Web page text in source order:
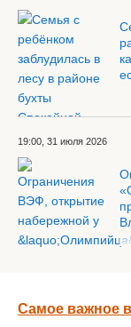
19:00, 31 июля 2026
Самое важное